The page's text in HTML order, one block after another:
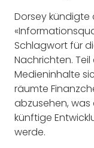
Dorsey kündigte
Schlagwort für
Nachrichten.
Medieninhalte
räumte
abzusehen,
künftige
werde.